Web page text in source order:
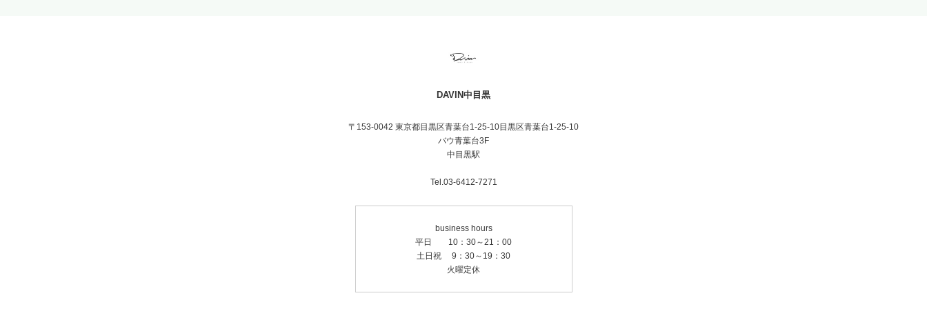
DAVIN中目黒
〒153-0042 東京都目黒区青葉台1-25-10目黒区青葉台1-25-10
バウ青葉台3F
中目黒駅
Tel.03-6412-7271
business hours
平日 10：30～21：00
土日祝 9：30～19：30
火曜定休